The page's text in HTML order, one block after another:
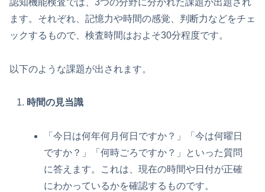
ます。それぞれ、記憶力や時間の感覚、判断力などをチェ
ックするもので、検査時間はおよそ30分程度です。
以下のような課題が出されます。
時間の見当識
「今日は何年何月何日ですか？」「今は何曜日
ですか？」「何時ごろですか？」といった質問
に答えます。これは、現在の時間や日付が正確
にわかっているかを確認するものです。